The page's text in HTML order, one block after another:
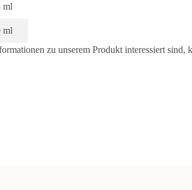
ml
ml
zu unserem Produkt interessiert sind,